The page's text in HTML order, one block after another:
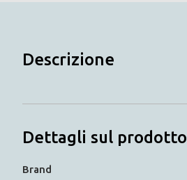
Descrizione
Dettagli sul prodotto
Brand